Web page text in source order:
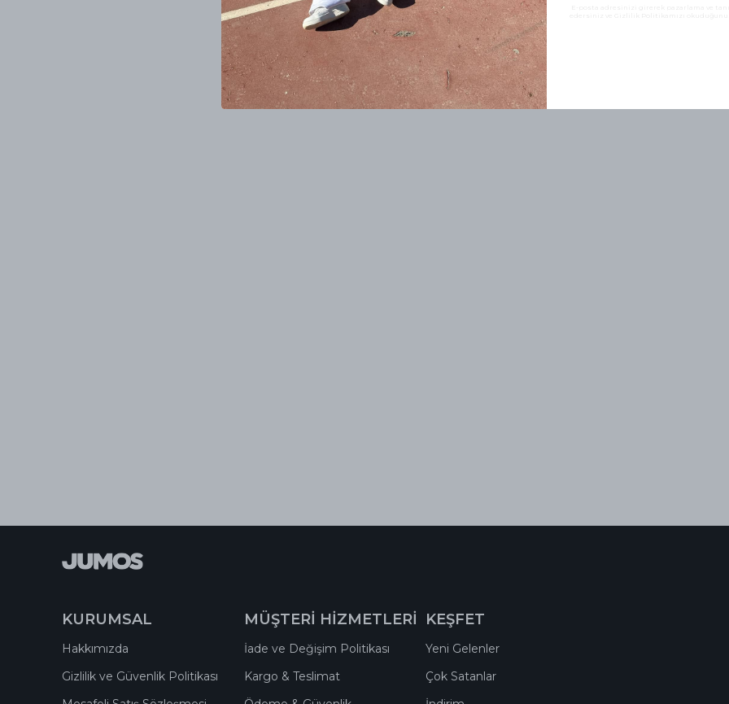
KURUMSAL
Hakkımızda
Gizlilik ve Güvenlik Politikası
MÜŞTERİ HİZMETLERİ
İade ve Değişim Politikası
Kargo & Teslimat
KEŞFET
Yeni Gelenler
Çok Satanlar
E-posta adresinizi girerek pazarlama ve
edersiniz ve Gizlilik Politikamızı